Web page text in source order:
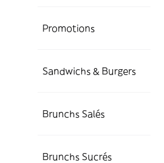
Promotions
Sandwichs & Burgers
Brunchs Salés
Brunchs Sucrés